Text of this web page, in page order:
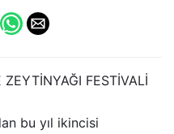
FESTİVALİ
bu yıl ikincisi